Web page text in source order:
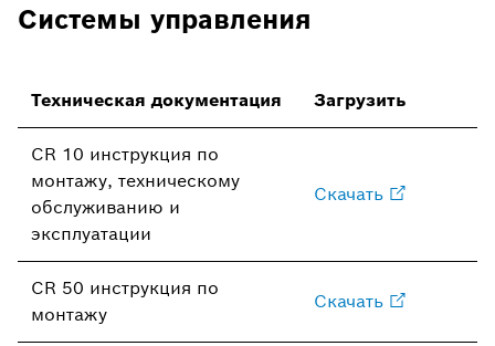
Системы управления
Техническая документация Загрузить
CR 10 инструкция по
монтажу, техническому
обслуживанию и
эксплуатации
Скачать
CR 50 инструкция по
монтажу
Скачать